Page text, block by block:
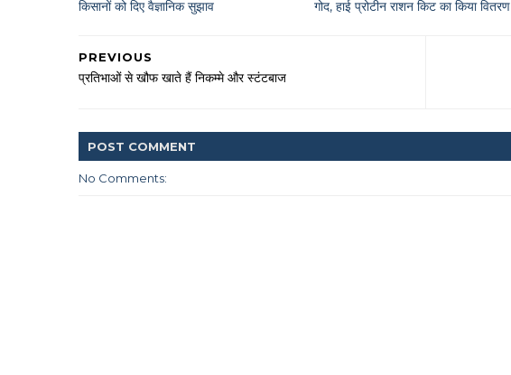
किसानों को दिए वैज्ञानिक सुझाव
गोद, हाई प्रोटीन राशन किट का किया वितरण
PREVIOUS
प्रतिभाओं से खौफ खाते हैं निकम्मे और स्टंटबाज
POST COMMENT
No Comments: